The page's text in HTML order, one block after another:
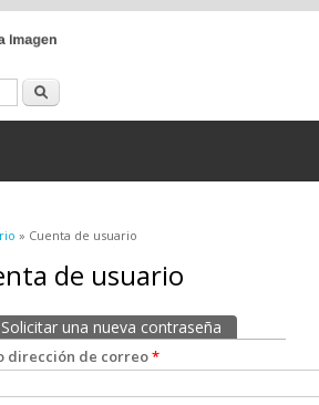
aquí
» Cuenta de usuario
de usuario
Solicitar una nueva contraseña
dirección de correo*